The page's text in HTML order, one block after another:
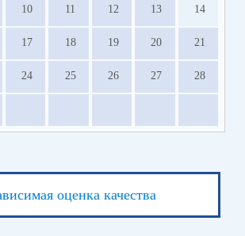
10 11 12 13 14
17 18 19 20 21
24 25 26 27 28
оценка качества